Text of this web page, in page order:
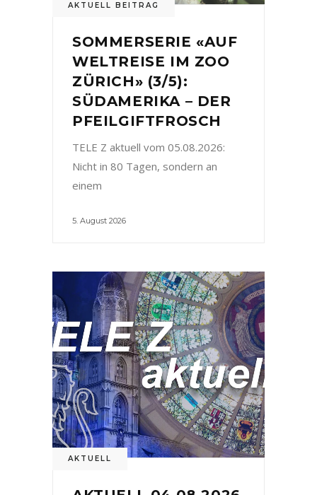
AKTUELL BEITRAG
SOMMERSERIE «AUF
WELTREISE IM ZOO
ZÜRICH» (3/5):
SÜDAMERIKA – DER
PFEILGIFTFROSCH
TELE Z aktuell vom 05.08.2026:
Nicht in 80 Tagen, sondern an
einem
5. August 2026
AKTUELL